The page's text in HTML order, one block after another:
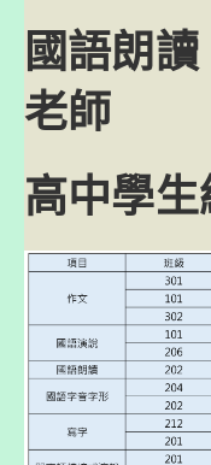
國語朗
老師
高中學生